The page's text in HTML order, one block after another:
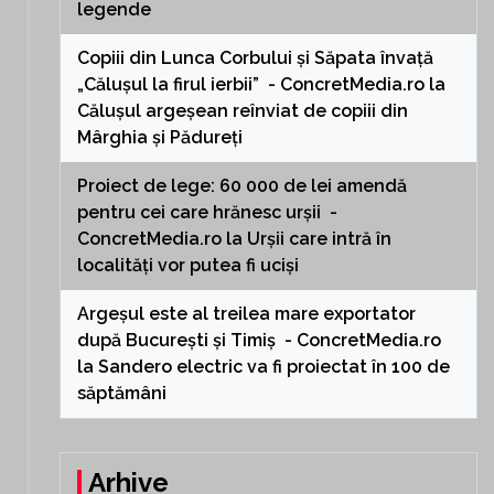
legende
Copiii din Lunca Corbului și Săpata învață
„Călușul la firul ierbii” - ConcretMedia.rola
Călușul argeșean reînviat de copiii din
Mârghia și Pădureți
Proiect de lege: 60 000 de lei amendă
pentru cei care hrănesc urșii -
ConcretMedia.rola Urșii care intră în
localități vor putea fi uciși
Argeșul este al treilea mare exportator
după București și Timiș - ConcretMedia.ro
la Sandero electric va fi proiectat în 100 de
săptămâni
Arhive